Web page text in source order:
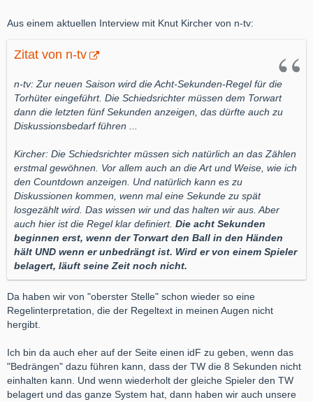
Aus einem aktuellen Interview mit Knut Kircher von n-tv:
Zitat von n-tv
n-tv: Zur neuen Saison wird die Acht-Sekunden-Regel für die
Torhüter eingeführt. Die Schiedsrichter müssen dem Torwart
dann die letzten fünf Sekunden anzeigen, das dürfte auch zu
Diskussionsbedarf führen ...
Kircher: Die Schiedsrichter müssen sich natürlich an das Zählen
erstmal gewöhnen. Vor allem auch an die Art und Weise, wie ich
den Countdown anzeigen. Und natürlich kann es zu
Diskussionen kommen, wenn mal eine Sekunde zu spät
losgezählt wird. Das wissen wir und das halten wir aus. Aber
auch hier ist die Regel klar definiert. Die acht Sekunden
beginnen erst, wenn der Torwart den Ball in den Händen
hält UND wenn er unbedrängt ist. Wird er von einem Spieler
belagert, läuft seine Zeit noch nicht.
Da haben wir von "oberster Stelle" schon wieder so eine
Regelinterpretation, die der Regeltext in meinen Augen nicht
hergibt.
Ich bin da auch eher auf der Seite einen idF zu geben, wenn das
"Bedrängen" dazu führen kann, dass der TW die 8 Sekunden nicht
einhalten kann. Und wenn wiederholt der gleiche Spieler den TW
belagert und das ganze System hat, dann haben wir auch unsere